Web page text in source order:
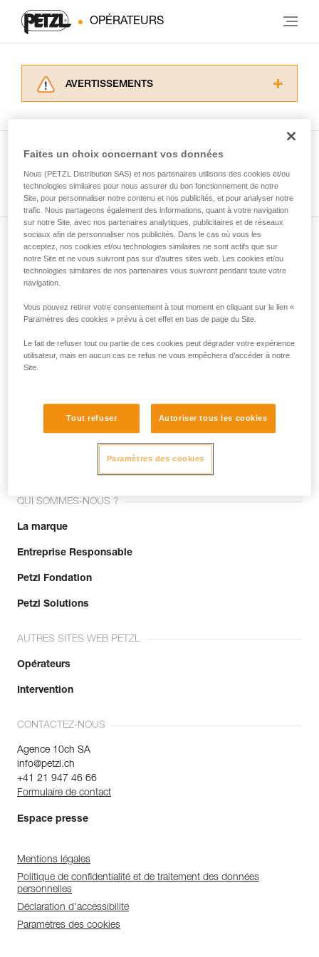
OPÉRATEURS
AVERTISSEMENTS
informations de la notice technique pour
d’informations.
Maîtriser ces techniques nécessite une
formation et un entraînement spécifique. Validez
avec un professionnel votre capacité à refaire
la manipulation, seul, en toute sécurité, avant
de la reproduire en autonomie.
Nous donnons des exemples de techniques
Voir tous les conseils
Abonnez-vous à la newsletter
et restez connecté à notre actualité
Email *
Rejoignez la communauté !
QUI SOMMES-NOUS ?
La marque
Entreprise Responsable
Petzl Fondation
Petzl Solutions
AUTRES SITES WEB PETZL
Opérateurs
Intervention
CONTACTEZ-NOUS
Agence 10ch SA
info@petzl.ch
+41 21 947 46 66
Formulaire de contact
Espace presse
Mentions légales
Politique de confidentialité et de traitement des données
personnelles
Déclaration d'accessibilité
Paramètres des cookies
Faites un choix concernant vos données
Nous (PETZL Distribution SAS) et nos partenaires utilisons des cookies et/ou
technologies similaires pour nous assurer du bon fonctionnement de notre
Site, pour personnaliser notre contenu et nos publicités, et pour analyser notre
trafic. Nous partageons également des informations, quant à votre navigation
sur notre Site, avec nos partenaires analytiques, publicitaires et de réseaux
sociaux afin de personnaliser nos publicités. Dans le cas où vous les
acceptez, nos cookies et/ou technologies similaires ne sont actifs que sur
notre Site et ne vous suivront pas sur d’autres sites web. Les cookies et/ou
technologies similaires de nos partenaires vous suivront pendant toute votre
navigation.
Vous pouvez retirer votre consentement à tout moment en cliquant sur le lien «
Paramètres des cookies » prévu à cet effet en bas de page du Site.
Le fait de refuser tout ou partie de ces cookies peut dégrader votre expérience
utilisateur, mais en aucun cas ce refus ne vous empêchera d’accéder à notre
Site.
Tout refuser Autoriser tous les cookies
Paramètres des cookies